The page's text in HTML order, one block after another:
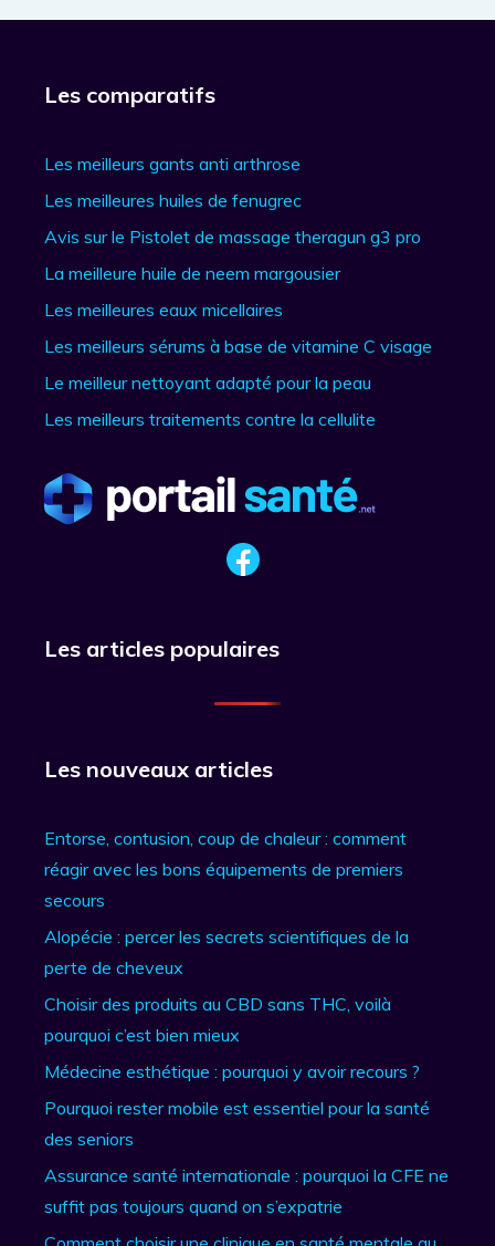
Les comparatifs
Les meilleurs gants anti arthrose
Les meilleures huiles de fenugrec
Avis sur le Pistolet de massage theragun g3 pro
La meilleure huile de neem margousier
Les meilleures eaux micellaires
Les meilleurs sérums à base de vitamine C visage
Le meilleur nettoyant adapté pour la peau
Les meilleurs traitements contre la cellulite
Les articles populaires
Les nouveaux articles
Entorse, contusion, coup de chaleur : comment
réagir avec les bons équipements de premiers
secours
Alopécie : percer les secrets scientifiques de la
perte de cheveux
Choisir des produits au CBD sans THC, voilà
pourquoi c’est bien mieux
Médecine esthétique : pourquoi y avoir recours ?
Pourquoi rester mobile est essentiel pour la santé
des seniors
Assurance santé internationale : pourquoi la CFE ne
suffit pas toujours quand on s’expatrie